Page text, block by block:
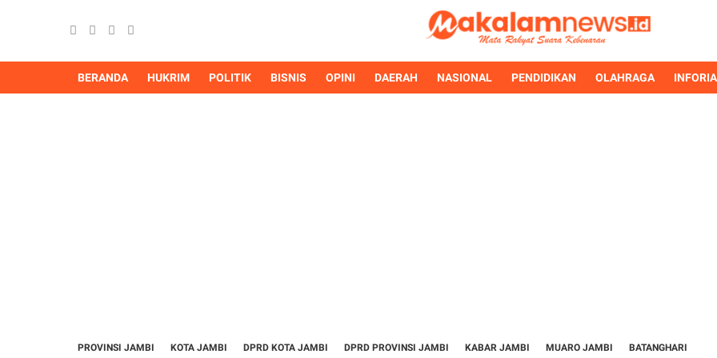
BERANDA HUKRIM POLITIK BISNIS OPINI DAERAH NASIONAL PENDIDIKAN OLAHRAGA
PROVINSI JAMBI KOTA JAMBI DPRD KOTA JAMBI DPRD PROVINSI JAMBI KABAR JAMBI MUARO JAMBI BATANGHARI